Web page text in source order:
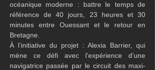
océanique moderne : battre le temps de
référence de 40 jours, 23 heures et 30
minutes entre Ouessant et le retour en
Bretagne.
À l’initiative du projet : Alexia Barrier, qui
mène ce défi avec l’expérience d’une
navigatrice passée par le circuit des maxi-